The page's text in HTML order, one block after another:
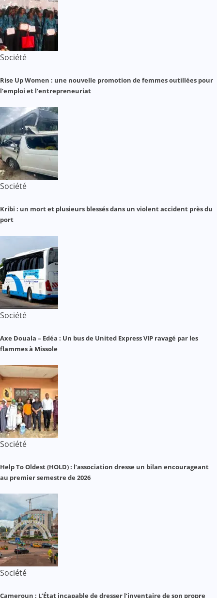
Société
Rise Up Women : une nouvelle promotion de femmes outillées pour
l’emploi et l’entrepreneuriat
Société
Kribi : un mort et plusieurs blessés dans un violent accident près du
port
Société
Axe Douala – Edéa : Un bus de United Express VIP ravagé par les
flammes à Missole
Société
Help To Oldest (HOLD) : l’association dresse un bilan encourageant
au premier semestre de 2026
Société
Cameroun : L’État incapable de dresser l’inventaire de son propre